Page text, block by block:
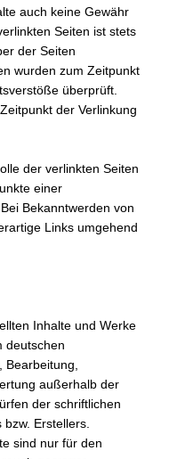
auch keine Gewähr
Seiten ist stets
der Seiten
wurden zum Zeitpunkt
überprüft.
der Verlinkung
der verlinkten Seiten
einer
Bekanntwerden von
Links umgehend
Inhalte und Werke
deutschen
außerhalb der
der schriftlichen
Erstellers.
sind nur für den